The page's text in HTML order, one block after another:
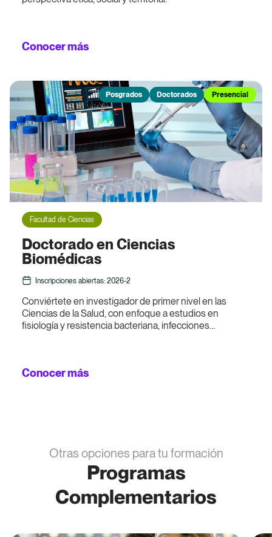
Conocer más
Posgrados Doctorados Presencial
Facultad de Ciencias
Doctorado en Ciencias
Biomédicas
Inscripciones abiertas: 2026-2
Conviértete en investigador de primer nivel en las
Ciencias de la Salud, con enfoque a estudios en
fisiología y resistencia bacteriana, infecciones
Conocer más
Otras opciones para tu formación
Programas
Complementarios